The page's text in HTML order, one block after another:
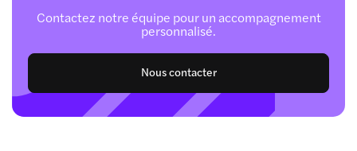
Contactez notre équipe pour un accompagnement
personnalisé.
Nous contacter